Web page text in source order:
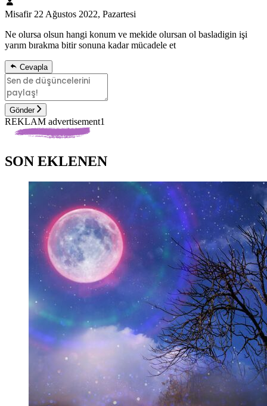
Misafir 22 Ağustos 2022, Pazartesi
Ne olursa olsun hangi konum ve mekide olursan ol basladigin işi
yarım bırakma bitir sonuna kadar mücadele et
Cevapla
Gönder
REKLAM advertisement1
SON EKLENEN